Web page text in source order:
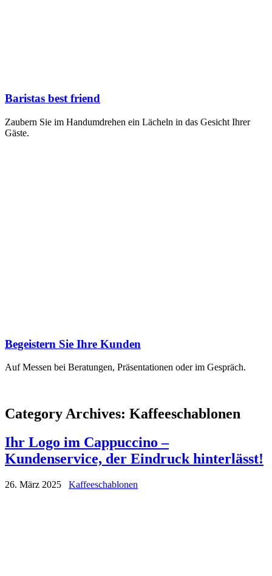
Baristas best friend
Zaubern Sie im Handumdrehen ein Lächeln in das Gesicht Ihrer
Gäste.
Begeistern Sie Ihre Kunden
Auf Messen bei Beratungen, Präsentationen oder im Gespräch.
Category Archives: Kaffeeschablonen
Ihr Logo im Cappuccino –
Kundenservice, der Eindruck hinterlässt!
26. März 2025 Kaffeeschablonen